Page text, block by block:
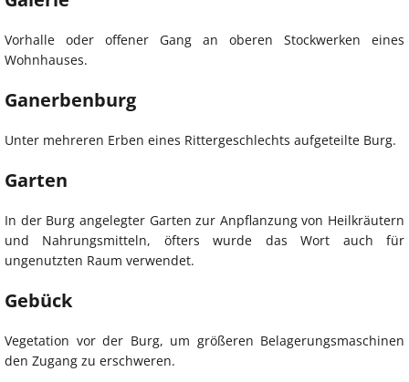
Vorhalle oder offener Gang an oberen Stockwerken eines
Wohnhauses.
Ganerbenburg
Unter mehreren Erben eines Rittergeschlechts aufgeteilte Burg.
Garten
In der Burg angelegter Garten zur Anpflanzung von Heilkräutern
und Nahrungsmitteln, öfters wurde das Wort auch für
ungenutzten Raum verwendet.
Gebück
Vegetation vor der Burg, um größeren Belagerungsmaschinen
den Zugang zu erschweren.